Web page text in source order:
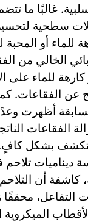
غالبًا ما
سطحية
للماء أو المحبة
الخالي من
للماء على
عن الفقاعات.
أظهرت
الفقاعات
بشكل
تلاحم
كاشفة أن
الميكروية